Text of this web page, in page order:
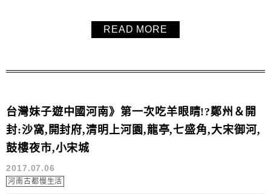
州，來到了太行大峽谷，桃花谷的部分我們坐車省略過去
了，直接前往三個不同的瞭望台，還去了刺激又壯觀的天空
READ MORE
台灣妹子遊中國河南》第一次吃羊眼睛!?鄭州＆開
封:沙窩,開封府,清明上河園,龍亭,七盛角,大宋御河,
鼓樓夜市,小宋城
2017.07.06
河南古都慢生活